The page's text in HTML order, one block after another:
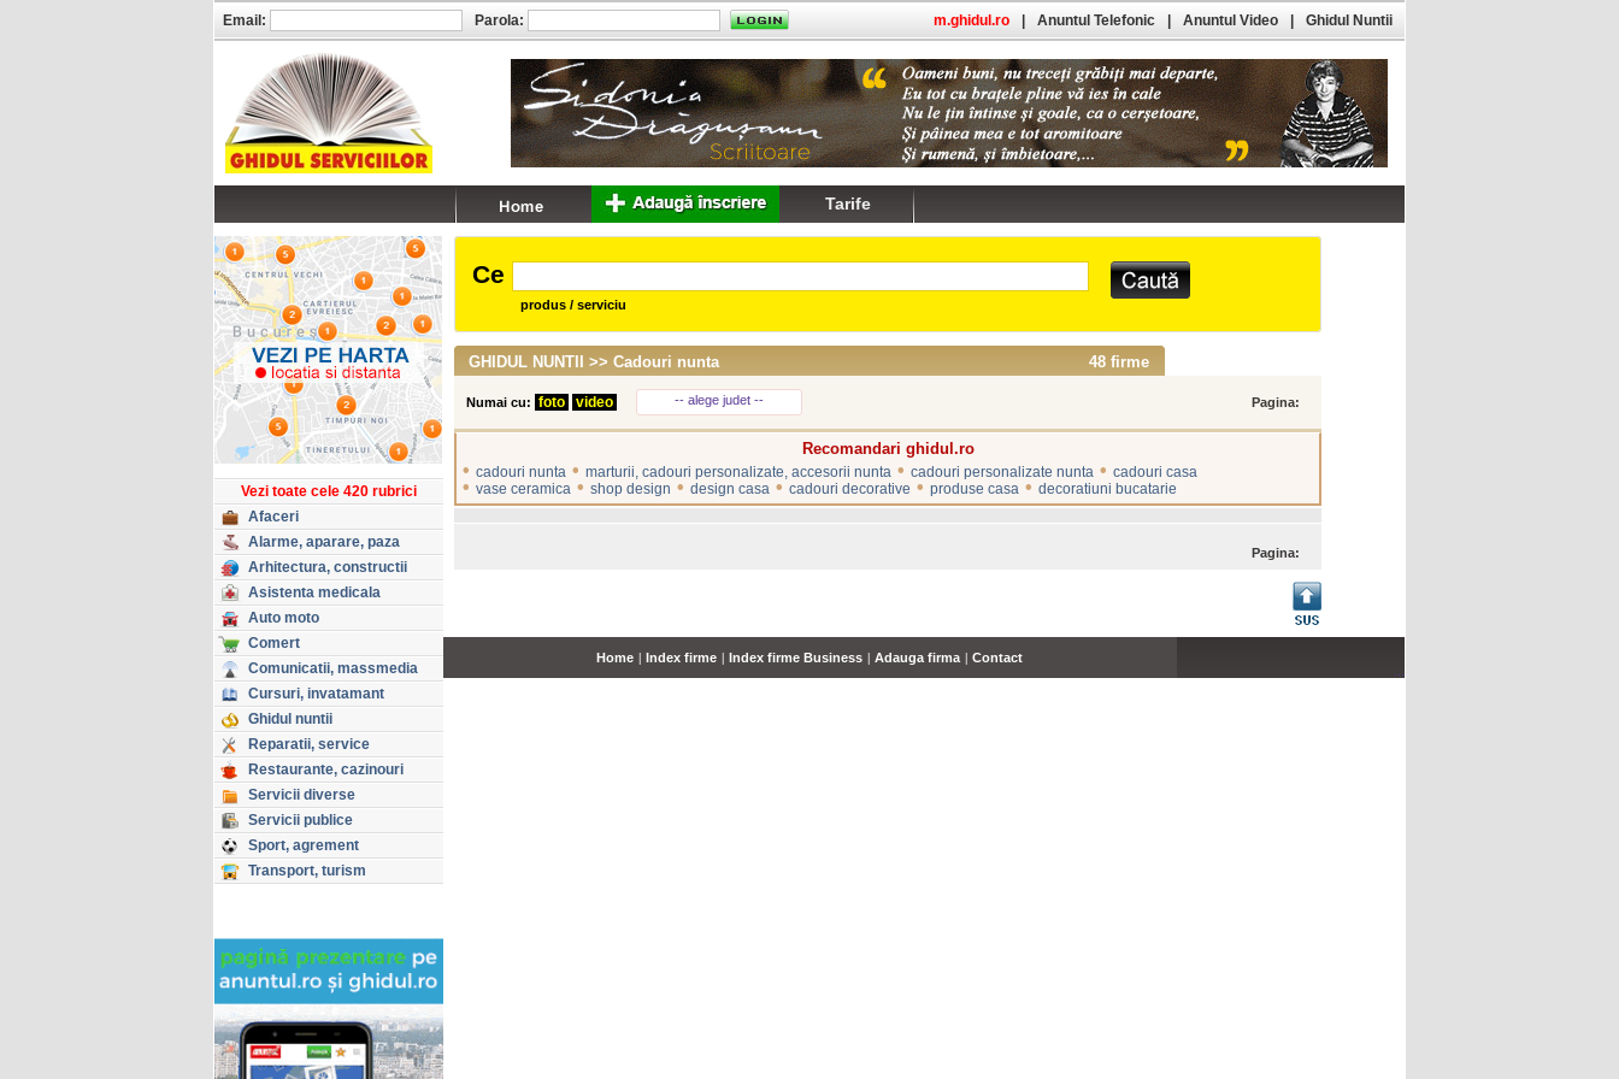
Vezi toate cele 420 rubrici
Afaceri
Alarme, aparare, paza
Arhitectura, constructii
Asistenta medicala
Auto moto
Comert
Comunicatii, massmedia
Cursuri, invatamant
Ghidul nuntii
Reparatii, service
Restaurante, cazinouri
Servicii diverse
Servicii publice
Sport, agrement
Transport, turism
Ce
produs / serviciu
48 firme
GHIDUL NUNTII >> Cadouri nunta
Numai cu: foto video -- alege judet -- Pagina:
Recomandari ghidul.ro
• cadouri nunta • marturii, cadouri personalizate, accesorii nunta • cadouri personalizate nunta • cadouri casa
• vase ceramica • shop design • design casa • cadouri decorative • produse casa • decoratiuni bucatarie
Pagina:
Email: Parola: m.ghidul.ro Anuntul Telefonic Anuntul Video Ghidul Nuntii
Tarife
Copyright © GHIDUL 2026
Toate drepturile rezervate
Home | Index firme | Index firme Business | Adauga firma | Contact